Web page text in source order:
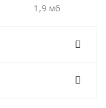
1,9 мб